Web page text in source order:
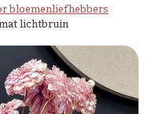
bloemenliefhebbers
lichtbruin